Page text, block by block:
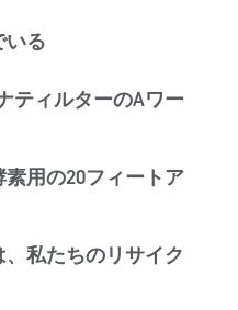
いる
ティルターのAワー
用の20フィートア
私たちのリサイク